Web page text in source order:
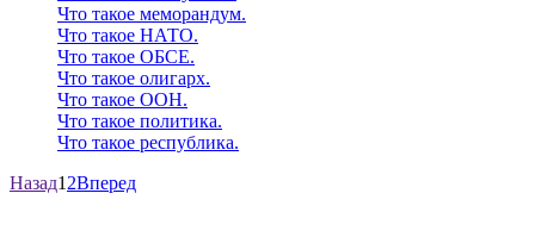
Что такое меморандум.
Что такое НАТО.
Что такое ОБСЕ.
Что такое олигарх.
Что такое ООН.
Что такое политика.
Что такое республика.
Назад1 2Вперед